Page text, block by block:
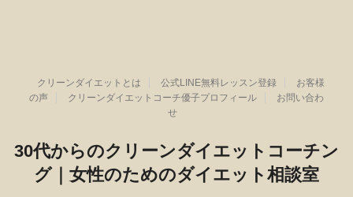
クリーンダイエットとは 公式LINE無料レッスン登録
お客様
の声
クリーンダイエットコーチ優子プロフィール
お問い合わ
せ
30代からのクリーンダイエットコーチン
グ｜女性のためのダイエット相談室